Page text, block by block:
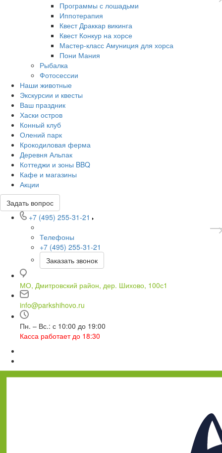
Программы с лошадьми
Иппотерапия
Квест Драккар викинга
Квест Конкур на хорсе
Мастер-класс Амуниция для хорса
Пони Мания
Рыбалка
Фотосессии
Наши животные
Экскурсии и квесты
Ваш праздник
Хаски остров
Конный клуб
Олений парк
Крокодиловая ферма
Деревня Альпак
Коттеджи и зоны BBQ
Кафе и магазины
Акции
Задать вопрос
+7 (495) 255-31-21
Телефоны
+7 (495) 255-31-21
Заказать звонок
МО, Дмитровский район, дер. Шихово, 100с1
info@parkshihovo.ru
Пн. – Вс.: с 10:00 до 19:00
Касса работает до 18:30